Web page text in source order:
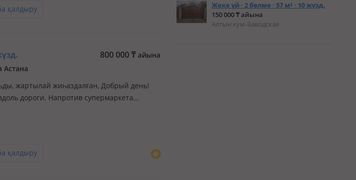
қалдыру
800 000₸ айына
Астана
жартылай жиһаздалған, Добрый день!
дороги. Напротив супермаркета
области. Рядом БАКАД, пр. Абая.
қалдыру
Жеке үй · 2 бөлме · 57 м² · 10 жүзд.
150 000 ₸ айына
Алтын кум-Заводская